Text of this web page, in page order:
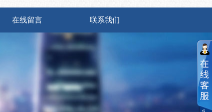
在线留言 联系我们